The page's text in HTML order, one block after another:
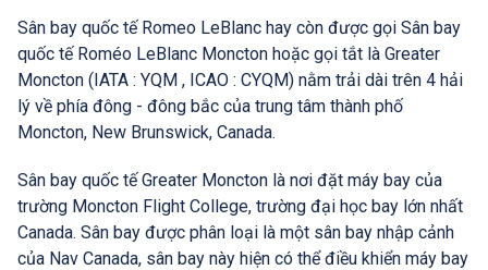
Sân bay quốc tế Romeo LeBlanc hay còn được gọi Sân bay
quốc tế Roméo LeBlanc Moncton hoặc gọi tắt là Greater
Moncton (IATA : YQM , ICAO : CYQM) nằm trải dài trên 4 hải
lý về phía đông - đông bắc của trung tâm thành phố
Moncton, New Brunswick, Canada.
Sân bay quốc tế Greater Moncton là nơi đặt máy bay của
trường Moncton Flight College, trường đại học bay lớn nhất
Canada. Sân bay được phân loại là một sân bay nhập cảnh
của Nav Canada, sân bay này hiện có thể điều khiển máy bay